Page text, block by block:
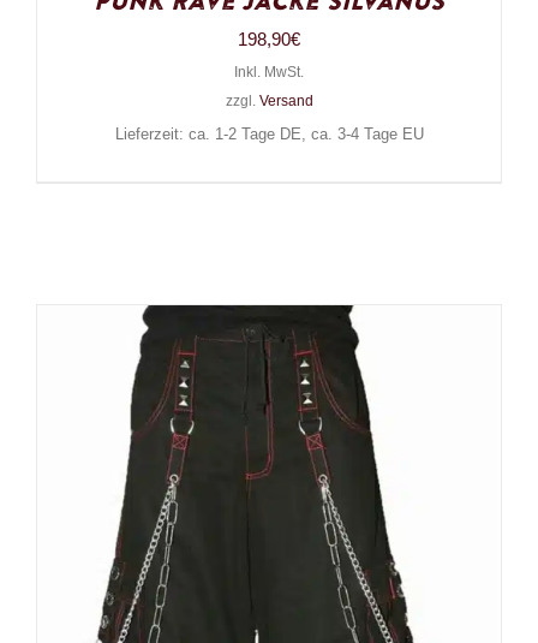
198,90€
Inkl. MwSt.
zzgl. Versand
Lieferzeit: ca. 1-2 Tage DE, ca. 3-4 Tage EU